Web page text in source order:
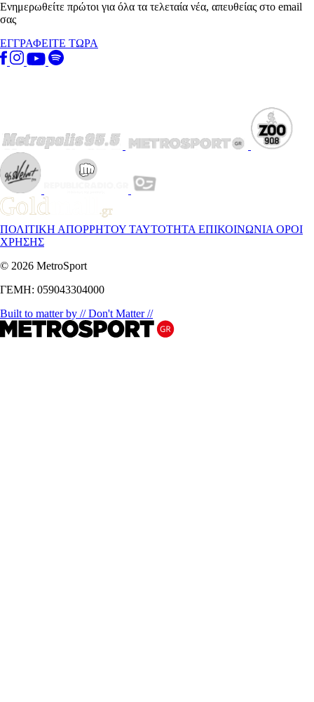
Ενημερωθείτε πρώτοι για όλα τα τελεταία νέα, απευθείας στο email
σας
ΕΓΓΡΑΦΕΙΤΕ ΤΩΡΑ
ΠΟΛΙΤΙΚΗ ΑΠΟΡΡΗΤΟΥ ΤΑΥΤΟΤΗΤΑ ΕΠΙΚΟΙΝΩΝΙΑ ΟΡΟΙ
ΧΡΗΣΗΣ
© 2026 MetroSport
ΓΕΜΗ: 059043304000
Built to matter by // Don't Matter //